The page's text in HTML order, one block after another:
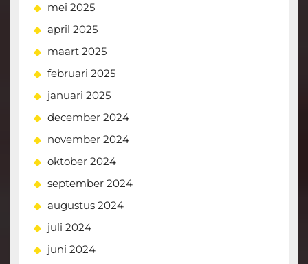
mei 2025
april 2025
maart 2025
februari 2025
januari 2025
december 2024
november 2024
oktober 2024
september 2024
augustus 2024
juli 2024
juni 2024